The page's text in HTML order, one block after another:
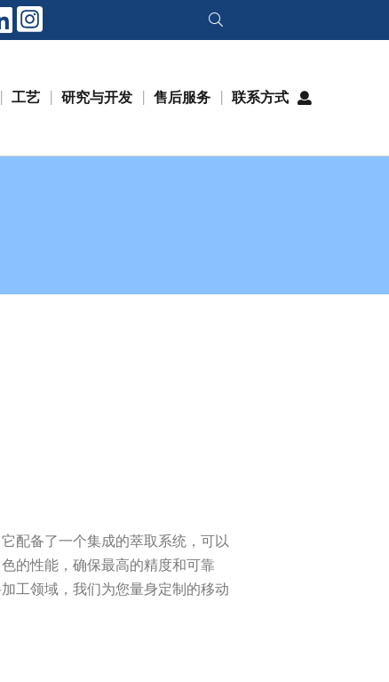
工艺 研究与开发 售后服务 联系方式
配备了一个集成的萃取系统，可以
的性能，确保最高的精度和可靠
工领域，我们为您量身定制的移动